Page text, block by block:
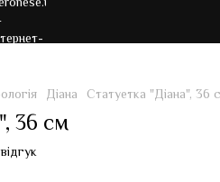
Діана Статуетка "Діана", 36
36 см